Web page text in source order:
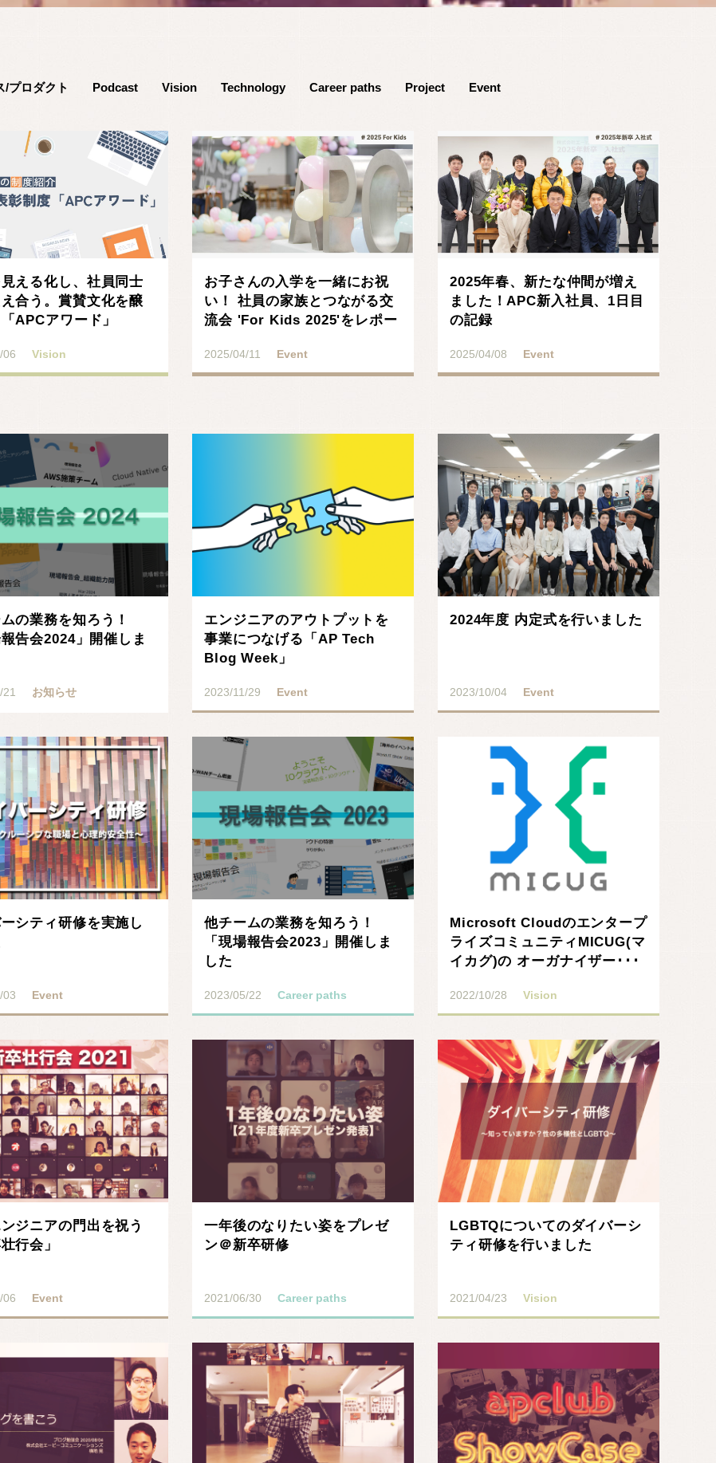
/プロダクト Podcast Vision Technology Career paths Project Event
える化し、社員同士
合う。賞賛文化を醸
APCアワード」
06 Vision
お子さんの入学を一緒にお祝
い！ 社員の家族とつながる交
流会 'For Kids 2025'をレポー
2025/04/11 Event
2025年春、新たな仲間が増え
ました！APC新入社員、1日目
の記録
2025/04/08 Event
の業務を知ろう！
報告会2024」開催しま
お知らせ
エンジニアのアウトプットを
事業につなげる「AP Tech
Blog Week」
2023/11/29 Event
2024年度 内定式を行いました
2023/10/04 Event
シティ研修を実施し
03 Event
他チームの業務を知ろう！
「現場報告会2023」開催しま
した
2023/05/22 Career paths
Microsoft Cloudのエンタープ
ライズコミュニティMICUG(マ
イカグ)の オーガナイザー･･･
2022/10/28 Vision
ジニアの門出を祝う
行会」
06 Event
一年後のなりたい姿をプレゼ
ン＠新卒研修
2021/06/30 Career paths
LGBTQについてのダイバーシ
ティ研修を行いました
2021/04/23 Vision